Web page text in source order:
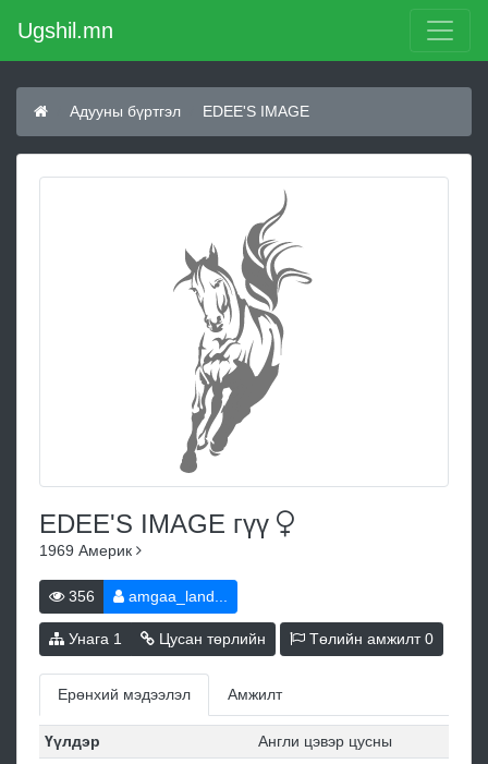
Ugshil.mn
Адууны бүртгэл EDEE'S IMAGE
EDEE'S IMAGE гүү
1969 Америк
356 amgaa_land...
Унага 1 Цусан төрлийн Төлийн амжилт0
Ерөнхий мэдээлэл Амжилт
Үүлдэр
Англи цэвэр цусны